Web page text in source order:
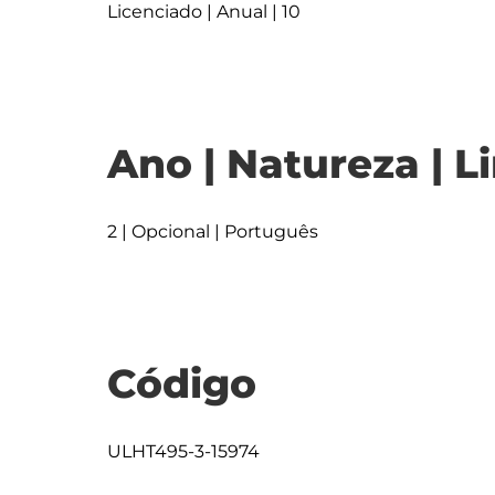
Licenciado | Anual | 10
Ano | Natureza |
2 | Opcional | Português
Código
ULHT495-3-15974